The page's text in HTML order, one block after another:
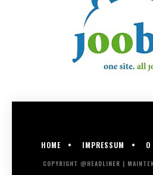
HOME IMPRESSUM O
COPYRIGHT @HEADLINER |